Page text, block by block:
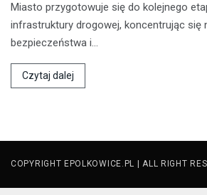
Miasto przygotowuje się do kolejnego
infrastruktury drogowej, koncentrując się
bezpieczeństwa i…
Czytaj dalej
COPYRIGHT EPOLKOWICE.PL | ALL RIGHT